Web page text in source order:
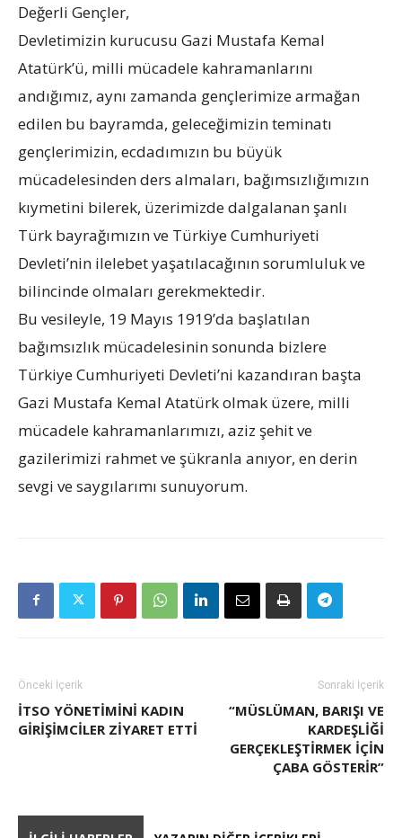
Değerli Gençler,
Devletimizin kurucusu Gazi Mustafa Kemal
Atatürk’ü, milli mücadele kahramanlarını
andığımız, aynı zamanda gençlerimize armağan
edilen bu bayramda, geleceğimizin teminatı
gençlerimizin, ecdadımızın bu büyük
mücadelesinden ders almaları, bağımsızlığımızın
kıymetini bilerek, üzerimizde dalgalanan şanlı
Türk bayrağımızın ve Türkiye Cumhuriyeti
Devleti’nin ilelebet yaşatılacağının sorumluluk ve
bilincinde olmaları gerekmektedir.
Bu vesileyle, 19 Mayıs 1919’da başlatılan
bağımsızlık mücadelesinin sonunda bizlere
Türkiye Cumhuriyeti Devleti’ni kazandıran başta
Gazi Mustafa Kemal Atatürk olmak üzere, milli
mücadele kahramanlarımızı, aziz şehit ve
gazilerimizi rahmet ve şükranla anıyor, en derin
sevgi ve saygılarımı sunuyorum.
Önceki İçerik
İTSO YÖNETIMINI KADIN
GIRIŞIMCILER ZIYARET ETTI
Sonraki İçerik
“MÜSLÜMAN, BARIŞI VE
KARDEŞLIĞI
GERÇEKLEŞTIRMEK IÇIN
ÇABA GÖSTERIR”